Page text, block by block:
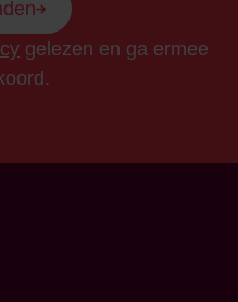
gelezen en ga ermee